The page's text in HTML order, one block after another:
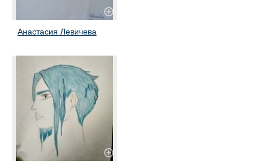
Анастасия Левичева